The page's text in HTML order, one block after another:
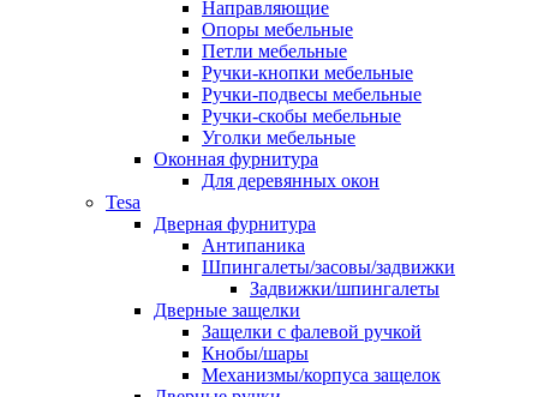
Направляющие
Опоры мебельные
Петли мебельные
Ручки-кнопки мебельные
Ручки-подвесы мебельные
Ручки-скобы мебельные
Уголки мебельные
Оконная фурнитура
Для деревянных окон
Tesa
Дверная фурнитура
Антипаника
Шпингалеты/засовы/задвижки
Задвижки/шпингалеты
Дверные защелки
Защелки с фалевой ручкой
Кнобы/шары
Механизмы/корпуса защелок